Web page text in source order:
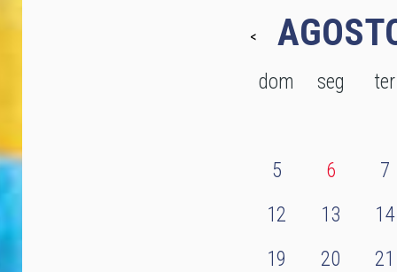
<
dom seg ter
5 6
7
12
13
14
19
20
21